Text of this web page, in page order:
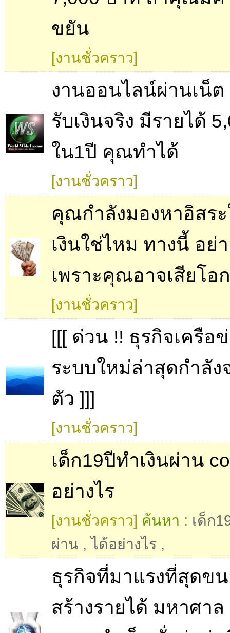
ขยัน
[งานชั่วคราว]
งานออนไลน์ผ่านเน็ต
รับเงินจริง มีรายได้
ใน1ปี คุณทำได้
[งานชั่วคราว]
คุณกำลังมองหาอิสร
เงินใช่ไหม ทางนี้ อย่า
เพราะคุณอาจเสียโอ
[งานชั่วคราว]
[[[ ด่วน !! ธุรกิจเครือ
ระบบใหม่ล่าสุดกำลัง
ตัว ]]]
[งานชั่วคราว]
เด็ก19ปีทำเงินผ่าน
อย่างไร
[งานชั่วคราว] ค้นหา : เด็ก
ผ่าน ,ได้อย่างไร ,
ธุรกิจที่มาแรงที่สุดข
สร้างรายได้ มหาศาล